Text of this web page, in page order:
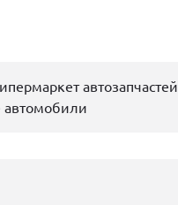
автозапчастей
автомобили